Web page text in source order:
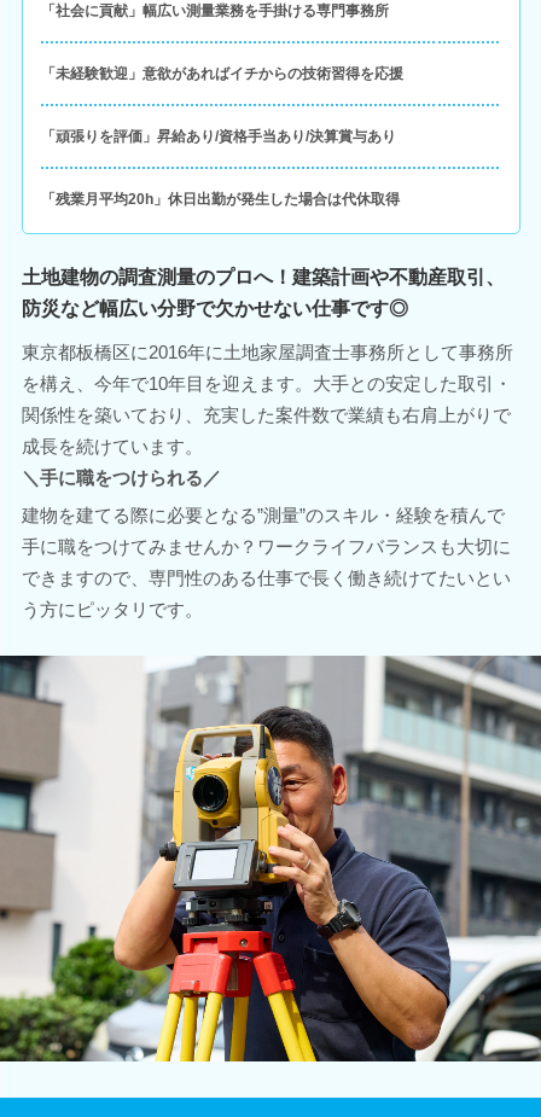
「社会に貢献」幅広い測量業務を手掛ける専門事務所
「未経験歓迎」意欲があればイチからの技術習得を応援
「頑張りを評価」昇給あり/資格手当あり/決算賞与あり
「残業月平均20h」休日出勤が発生した場合は代休取得
土地建物の調査測量のプロへ！建築計画や不動産取引、
防災など幅広い分野で欠かせない仕事です◎
東京都板橋区に2016年に土地家屋調査士事務所として事務所
を構え、今年で10年目を迎えます。大手との安定した取引・
関係性を築いており、充実した案件数で業績も右肩上がりで
成長を続けています。
＼手に職をつけられる／
建物を建てる際に必要となる”測量”のスキル・経験を積んで
手に職をつけてみませんか？ワークライフバランスも大切に
できますので、専門性のある仕事で長く働き続けてたいとい
う方にピッタリです。